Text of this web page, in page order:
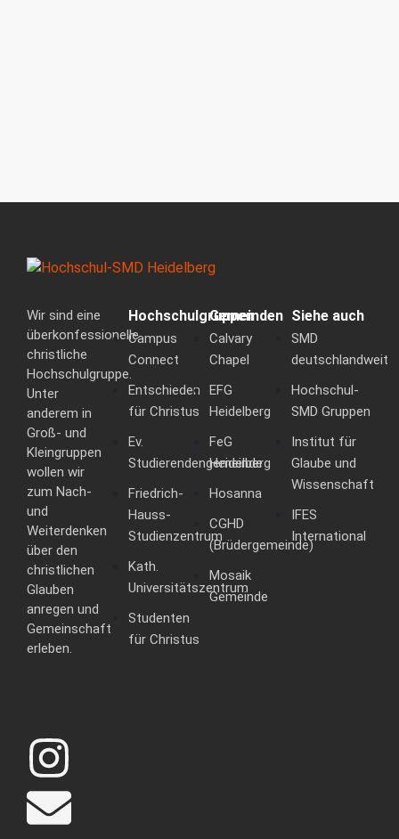
Wir sind eine
überkonfessionelle
christliche
Hochschulgruppe.
Unter
anderem in
Groß- und
Kleingruppen
wollen wir
zum Nach-
und
Weiterdenken
über den
christlichen
Glauben
anregen und
Gemeinschaft
erleben.
Hochschulgruppen
Campus
Connect
Entschieden
für Christus
Ev.
Studierendengemeinde
Friedrich-
Hauss-
Studienzentrum
Kath.
Universitätszentrum
Studenten
für Christus
Gemeinden
Calvary
Chapel
EFG
Heidelberg
FeG
Heidelberg
Hosanna
CGHD
(Brüdergemeinde)
Mosaik
Gemeinde
Siehe auch
SMD
deutschlandweit
Hochschul-
SMD Gruppen
Institut für
Glaube und
Wissenschaft
IFES
International